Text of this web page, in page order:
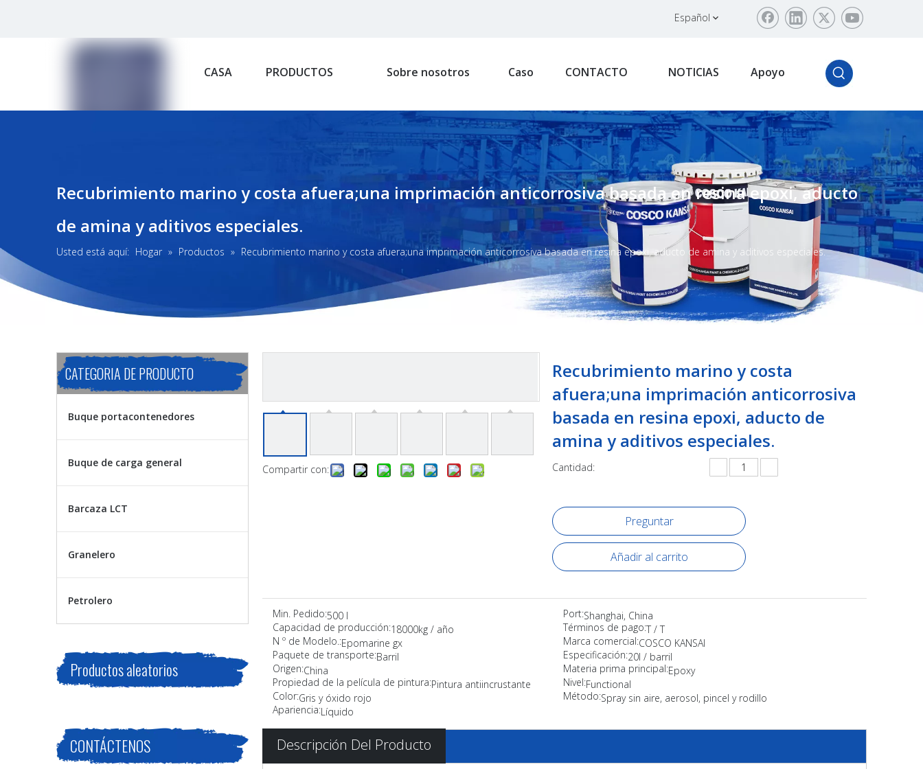
Español
CASA PRODUCTOS Sobre nosotros Caso CONTACTO NOTICIAS Apoyo
Recubrimiento marino y costa afuera;una imprimación anticorrosiva basada en resina epoxi, aducto
de amina y aditivos especiales.
Usted está aquí: Hogar » Productos » Recubrimiento marino y costa afuera;una imprimación anticorrosiva basada en resina epoxi, aducto de amina y aditivos especiales.
CATEGORIA DE PRODUCTO
Buque portacontenedores
Buque de carga general
Barcaza LCT
Granelero
Petrolero
Productos aleatorios
CONTÁCTENOS
Compartir con:
Recubrimiento marino y costa
afuera;una imprimación anticorrosiva
basada en resina epoxi, aducto de
amina y aditivos especiales.
Cantidad:
Preguntar
Añadir al carrito
Min. Pedido:500 l Port:Shanghai, China
Capacidad de producción:18000kg / año Términos de pago:T / T
N º de Modelo.:Epomarine gx Marca comercial:COSCO KANSAI
Paquete de transporte:Barril Especificación:20l / barril
Origen:China Materia prima principal:Epoxy
Propiedad de la película de pintura:Pintura antiincrustante Nivel:Functional
Color:Gris y óxido rojo Método:Spray sin aire, aerosol, pincel y rodillo
Apariencia:Líquido
Descripción Del Producto